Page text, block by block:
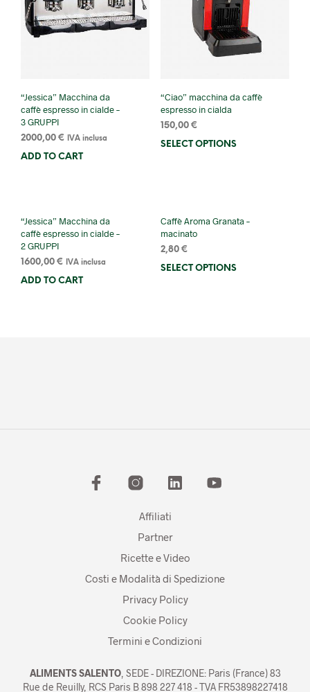
“Jessica” Macchina da
caffè espresso in cialde –
3 GRUPPI
2000,00 € IVA inclusa
ADD TO CART
“Ciao” macchina da caffè
espresso in cialda
150,00 €
SELECT OPTIONS
“Jessica” Macchina da
caffè espresso in cialde –
2 GRUPPI
1600,00 € IVA inclusa
ADD TO CART
Caffè Aroma Granata –
macinato
2,80 €
SELECT OPTIONS
Affiliati
Partner
Ricette e Video
Costi e Modalità di Spedizione
Privacy Policy
Cookie Policy
Termini e Condizioni
ALIMENTS SALENTO, SEDE - DIREZIONE: Paris (France) 83
Rue de Reuilly, RCS Paris B 898 227 418 - TVA FR53898227418